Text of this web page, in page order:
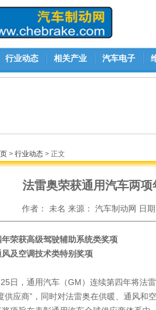
行业动态 相关产业 汽车电子
> 行业动态 > 正文
法雷奥荣获通用汽车两
作者： 未名 来源： 汽车制动网 日
荣获高级驾驶辅助系统类奖项
及空调技术类特别奖项
日，通用汽车（GM）连续第四年将法
供应商”，同时对法雷奥在供暖、通风和